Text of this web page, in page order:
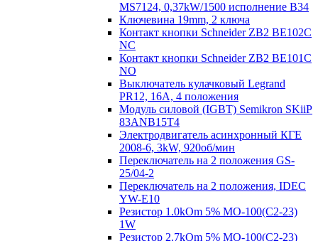
MS7124, 0,37kW/1500 исполнение В34
Ключевина 19mm, 2 ключа
Контакт кнопки Schneider ZB2 BE102C
NC
Контакт кнопки Schneider ZB2 BE101C
NO
Выключатель кулачковый Legrand
PR12, 16A, 4 положения
Модуль силовой (IGBT) Semikron SKiiP
83ANB15T4
Электродвигатель асинхронный КГЕ
2008-6, 3kW, 920об/мин
Переключатель на 2 положения GS-
25/04-2
Переключатель на 2 положения, IDEC
YW-E10
Резистор 1.0kOm 5% МО-100(С2-23)
1W
Резистор 2.7kOm 5% МО-100(С2-23)